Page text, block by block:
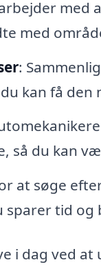
med
med
:
kan få den
så du kan
at søge
sparer tid og
i dag ved